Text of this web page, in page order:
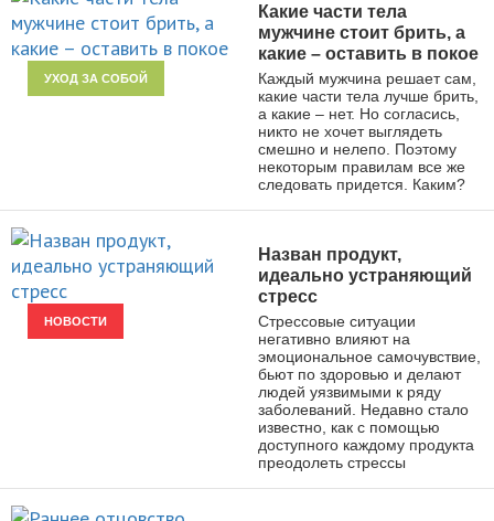
УХОД ЗА СОБОЙ
Какие части тела
мужчине стоит брить, а
какие – оставить в покое
Каждый мужчина решает сам,
какие части тела лучше брить,
а какие – нет. Но согласись,
никто не хочет выглядеть
смешно и нелепо. Поэтому
некоторым правилам все же
следовать придется. Каким?
НОВОСТИ
Назван продукт,
идеально устраняющий
стресс
Стрессовые ситуации
негативно влияют на
эмоциональное самочувствие,
бьют по здоровью и делают
людей уязвимыми к ряду
заболеваний. Недавно стало
известно, как с помощью
доступного каждому продукта
преодолеть стрессы